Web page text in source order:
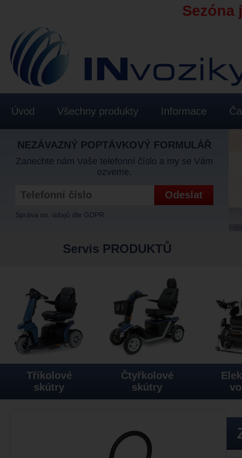
Sezóna
Úvod Všechny produkty Informace
NEZÁVAZNÝ POPTÁVKOVÝ FORMULÁŘ
Zanechte nám Vaše telefonní číslo a my se Vám
ozveme.
Správa os. údajů dle GDPR
Servis PRODUKTŮ
Tříkolové
skútry
Čtyřkolové
skútry